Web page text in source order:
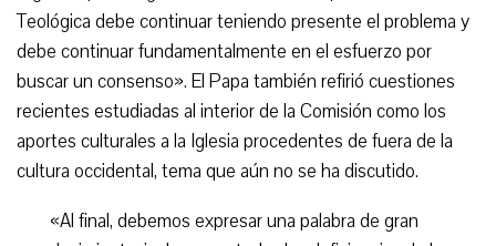
Teológica debe continuar teniendo presente el problema y
debe continuar fundamentalmente en el esfuerzo por
buscar un consenso». El Papa también refirió cuestiones
recientes estudiadas al interior de la Comisión como los
aportes culturales a la Iglesia procedentes de fuera de la
cultura occidental, tema que aún no se ha discutido.
«Al final, debemos expresar una palabra de gran